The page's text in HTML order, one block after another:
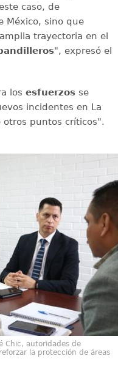
caso, de
México, sino que
trayectoria en el
", expresó el
los esfuerzosse
incidentes en La
otros puntos críticos".
Chic, autoridades de
la protección de áreas